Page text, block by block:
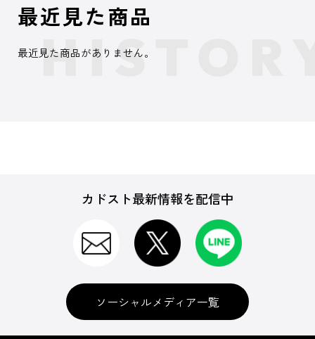
最近見た商品
最近見た商品がありません。
カドスト最新情報を配信中
ソーシャルメディア一覧